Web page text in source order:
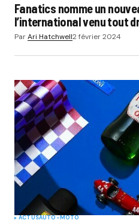
Fanatics nomme un
l’international venu tout
ParAri Hatchwell2 février 2024
ACTUSAUTO-MOTO